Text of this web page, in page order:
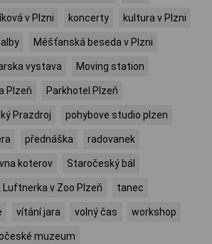
v Plzni koncerty kultura v Plzni
Měšťanská beseda v Plzni
vystava Moving station
Plzeň Parkhotel Plzeň
Prazdroj pohybove studio plzen
přednáška radovanek
koterov Staročeský bál
v Zoo Plzeň tanec
vítání jara volný čas workshop
muzeum